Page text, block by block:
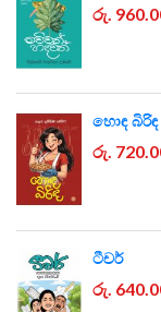
රු.
හොඳ බිරිඳ
රු.
ටීචර්
රු.